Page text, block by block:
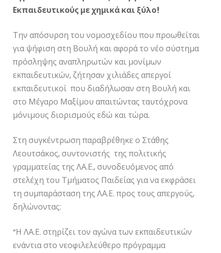
Εκπαιδευτικούς με χημικά και ξύλο!
Την απόσυρση του νομοσχεδίου που προωθείται
για ψήφιση στη Βουλή και αφορά το νέο σύστημα
πρόσληψης αναπληρωτών και μονίμων
εκπαιδευτικών, ζήτησαν χιλιάδες απεργοί
εκπαιδευτικοί που διαδήλωσαν στη Βουλή και
στο Μέγαρο Μαξίμου απαιτώντας ταυτόχρονα
μόνιμους διορισμούς εδώ και τώρα.
Στη συγκέντρωση παραβρέθηκε ο Στάθης
Λεουτσάκος, συντονιστής της πολιτικής
γραμματείας της ΛΑ.Ε., συνοδευόμενος από
στελέχη του Τμήματος Παιδείας για να εκφράσει
τη συμπαράσταση της ΛΑ.Ε. προς τους απεργούς,
δηλώνοντας:
“Η ΛΑ.Ε. στηρίζει τον αγώνα των εκπαιδευτικών
ενάντια στο νεοφιλελεύθερο πρόγραμμα